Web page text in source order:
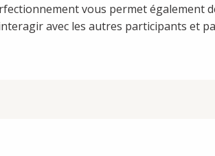
vous permet également
avec les autres participants et